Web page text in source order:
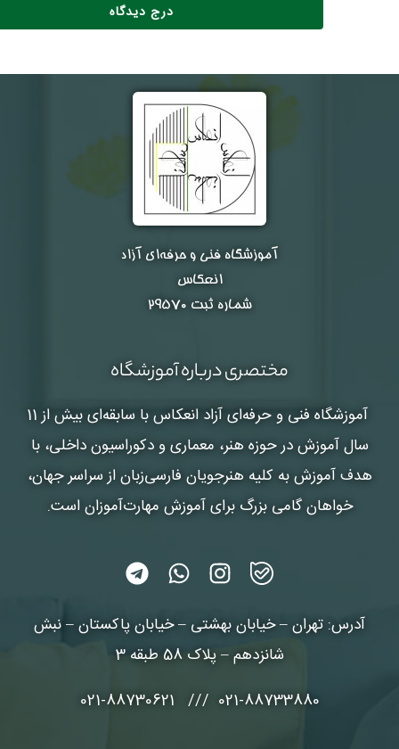
آموزشگاه فنی و حرفه‌ای آزاد
انعکاس
شماره ثبت ۲۹۵۷۰
مختصری درباره آموزشگاه
آموزشگاه فنی و حرفه‌ای آزاد انعکاس
با سابقه‌ای بیش از 11
سال آموزش در حوزه هنر، معماری و دکوراسیون داخلی، با
هدف آموزش به کلیه هنرجویان فارسی‌زبان از سراسر جهان،
خواهان گامی بزرگ برای آموزش مهارت‌آموزان است.
آدرس: تهران – خیابان بهشتی – خیابان پاکستان – نبش
شانزدهم – پلاک 58 طبقه 3
021-88733880 /// 021-88730621